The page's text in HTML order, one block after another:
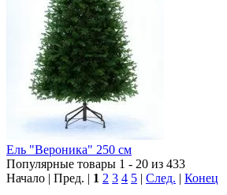
Ель "Вероника" 250 см
Популярные товары 1 - 20 из 433
Начало | Пред. | 1 2 3 4 5 | След. | Конец